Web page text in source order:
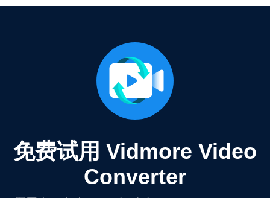
免费试用 Vidmore Video
Converter